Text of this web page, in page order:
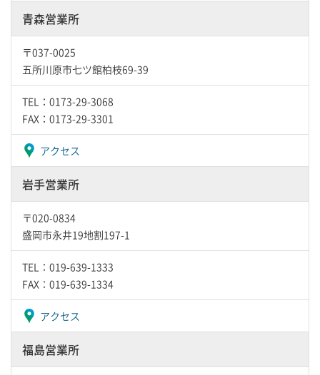
青森営業所
〒037-0025
五所川原市七ツ館柏枝69-39
TEL：0173-29-3068
FAX：0173-29-3301
アクセス
岩手営業所
〒020-0834
盛岡市永井19地割197-1
TEL：019-639-1333
FAX：019-639-1334
アクセス
福島営業所